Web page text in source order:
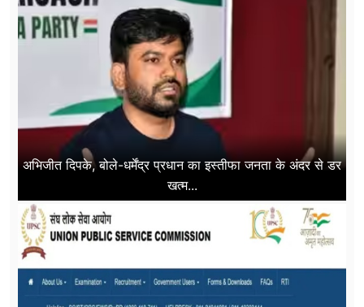
अभिजीत दिपके, बोले-धर्मेंद्र प्रधान का इस्तीफा जनता के अंदर से डर
खत्म...